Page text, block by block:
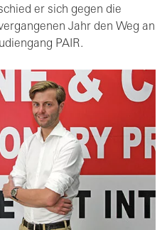
er sich gegen die
Jahr den Weg an
PAIR.